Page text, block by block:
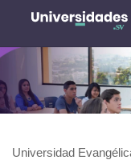
Universidad